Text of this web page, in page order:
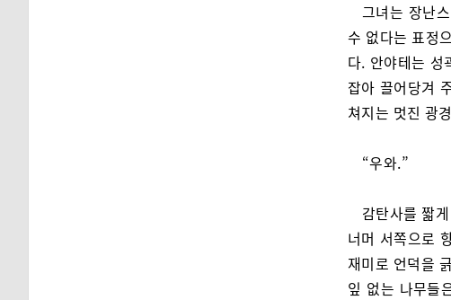
그녀는 장난
수 없다는 표정
다. 안야테는 성
잡아 끌어당겨
쳐지는 멋진 광
“우와.”
감탄사를 짧
너머 서쪽으로
재미로 언덕을
잎 없는 나무들